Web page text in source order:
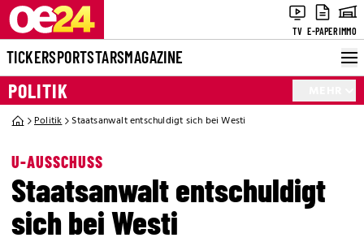
TV E-PAPERIMMO
TICKERSPORTSTARSMAGAZINE
POLITIK
Politik Staatsanwalt entschuldigt sich bei Westi
U-AUSSCHUSS
Staatsanwalt entschuldigt
sich bei Westi